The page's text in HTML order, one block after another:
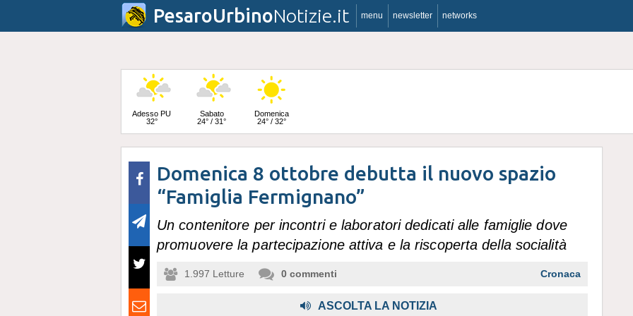
PesaroUrbinoNotizie.it menu newsletter networks
Adesso PU
32°
Sabato
24° / 31°
Domenica
24° / 32°
Lunedì
23° / 33°
Domenica 8 ottobre debutta il nuovo spazio
“Famiglia Fermignano”
Un contenitore per incontri e laboratori dedicati alle famiglie dove
promuovere la partecipazione attiva e la riscoperta della socialità
1.997 Letture 0 commenti Cronaca
ASCOLTA LA NOTIZIA